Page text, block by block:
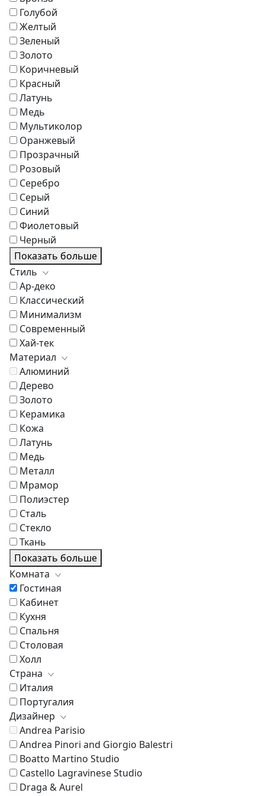
Зонты
Журнальные столики
Диваны
Аксессуары
Голубой
Желтый
Зеленый
Золото
Коричневый
Красный
Латунь
Медь
Мультиколор
Оранжевый
Прозрачный
Розовый
Серебро
Серый
Синий
Фиолетовый
Черный
Показать больше
Стиль
Ар-деко
Классический
Минимализм
Современный
Хай-тек
Материал
Алюминий
Дерево
Золото
Керамика
Кожа
Латунь
Медь
Металл
Мрамор
Полиэстер
Сталь
Стекло
Ткань
Показать больше
Комната
Гостиная
Кабинет
Кухня
Спальня
Столовая
Холл
Страна
Италия
Португалия
Дизайнер
Andrea Parisio
Andrea Pinori and Giorgio Balestri
Boatto Martino Studio
Castello Lagravinese Studio
Draga & Aurel